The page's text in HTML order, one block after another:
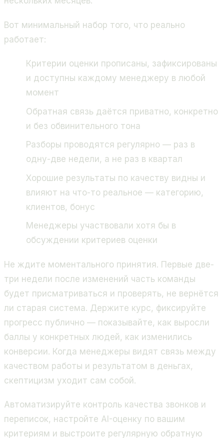
Вот минимальный набор того, что реально
работает:
Критерии оценки прописаны, зафиксированы
и доступны каждому менеджеру в любой
момент
Обратная связь даётся приватно, конкретно
и без обвинительного тона
Разборы проводятся регулярно — раз в
одну-две недели, а не раз в квартал
Хорошие результаты по качеству видны и
влияют на что-то реальное — категорию,
клиентов, бонус
Менеджеры участвовали хотя бы в
обсуждении критериев оценки
Не ждите моментального принятия. Первые две-
три недели после изменений часть команды
будет присматриваться и проверять, не вернётся
ли старая система. Держите курс, фиксируйте
прогресс публично — показывайте, как выросли
баллы у конкретных людей, как изменились
конверсии. Когда менеджеры видят связь между
качеством работы и результатом в деньгах,
скептицизм уходит сам собой.
Автоматизируйте контроль качества звонков и
переписок, настройте AI-оценку по вашим
критериям и выстроите регулярную обратную